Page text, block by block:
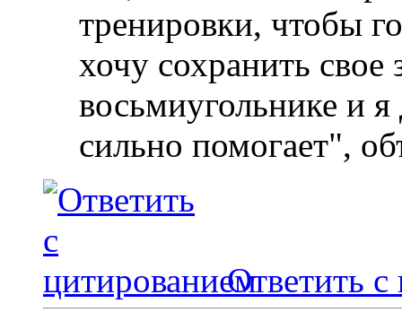
тренировки, чтобы
хочу сохранить свое
восьмиугольнике и
сильно помогает",
Ответить с